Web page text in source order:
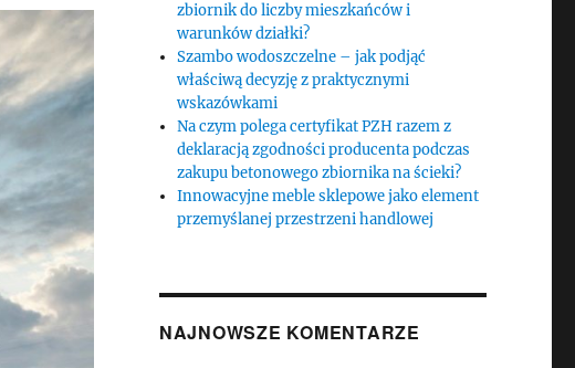
zbiornik do liczby mieszkańców i
warunków działki?
Szambo wodoszczelne – jak podjąć
właściwą decyzję z praktycznymi
wskazówkami
Na czym polega certyfikat PZH razem z
deklaracją zgodności producenta podczas
zakupu betonowego zbiornika na ścieki?
Innowacyjne meble sklepowe jako element
przemyślanej przestrzeni handlowej
NAJNOWSZE KOMENTARZE